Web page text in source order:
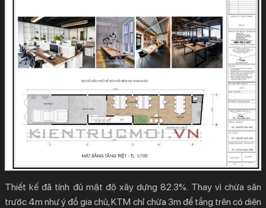
Thiết kế đã tính đủ mật độ xây dựng 82.3%. Thay vì chừa sân
trước 4m như ý đồ gia chủ, KTM chỉ chừa 3m để tầng trên có diện